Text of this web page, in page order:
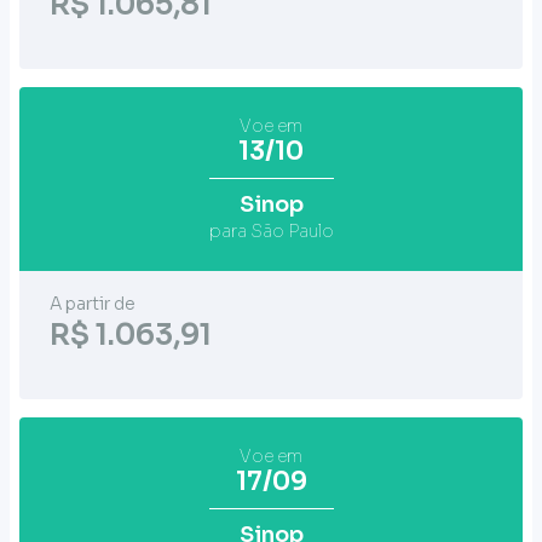
Voe em
13/10
Sinop
para São Paulo
A partir de
R$ 1.063,91
Voe em
17/09
Sinop